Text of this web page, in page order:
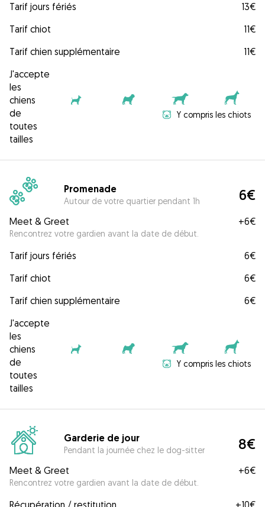
Tarif jours fériés
13€
Tarif chiot
11€
Tarif chien supplémentaire
11€
J'accepte
les
chiens
de
toutes
tailles
Y compris les chiots
Promenade
Autour de votre quartier pendant 1h 6€
Meet & Greet
Rencontrez votre gardien avant la date de début.
+6€
Tarif jours fériés
6€
Tarif chiot
6€
Tarif chien supplémentaire
6€
J'accepte
les
chiens
de
toutes
tailles
Y compris les chiots
Garderie de jour
Pendant la journée chez le dog-sitter 8€
Meet & Greet
Rencontrez votre gardien avant la date de début.
+6€